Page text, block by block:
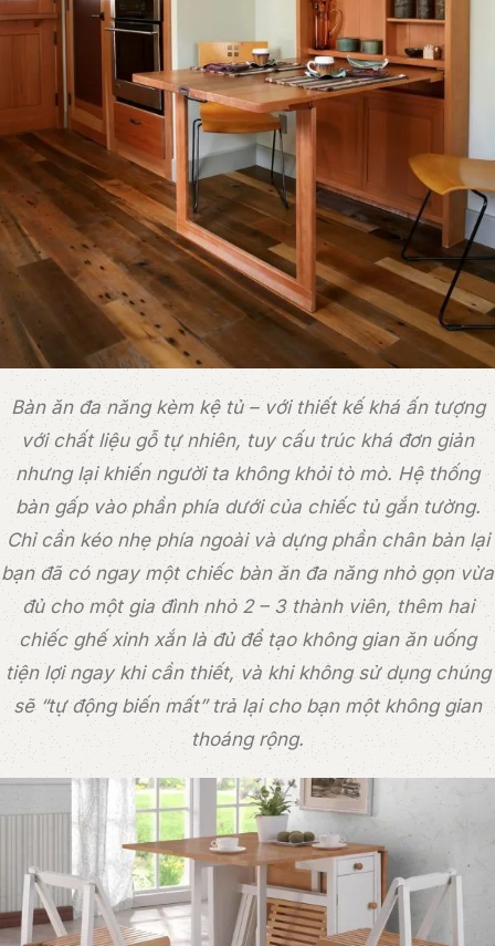
Bàn ăn đa năng kèm kệ tủ – với thiết kế khá ấn tượng
với chất liệu gỗ tự nhiên, tuy cấu trúc khá đơn giản
nhưng lại khiến người ta không khỏi tò mò. Hệ thống
bàn gấp vào phần phía dưới của chiếc tủ gắn tường.
Chỉ cần kéo nhẹ phía ngoài và dựng phần chân bàn lại
bạn đã có ngay một chiếc bàn ăn đa năng nhỏ gọn vừa
đủ cho một gia đình nhỏ 2 – 3 thành viên, thêm hai
chiếc ghế xinh xắn là đủ để tạo không gian ăn uống
tiện lợi ngay khi cần thiết, và khi không sử dụng chúng
sẽ “tự động biến mất” trả lại cho bạn một không gian
thoáng rộng.